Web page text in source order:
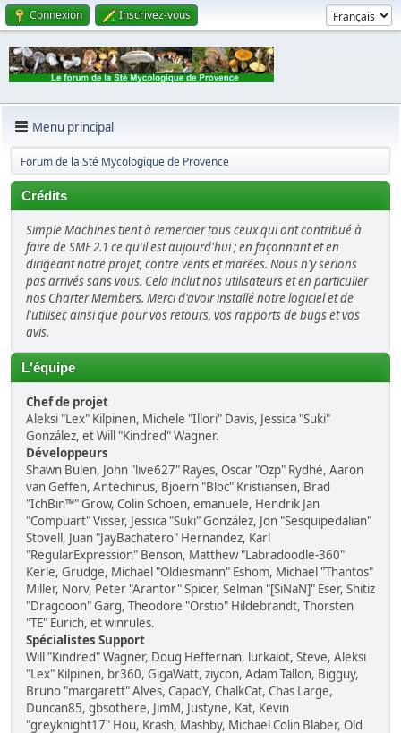
Connexion Inscrivez-vous
Menu principal
Forum de la Sté Mycologique de Provence
Crédits
Simple Machines tient à remercier tous ceux qui ont contribué à
faire de SMF 2.1 ce qu'il est aujourd'hui ; en façonnant et en
dirigeant notre projet, contre vents et marées. Nous n'y serions
pas arrivés sans vous. Cela inclut nos utilisateurs et en particulier
nos Charter Members. Merci d'avoir installé notre logiciel et de
l'utiliser, ainsi que pour vos retours, vos rapports de bugs et vos
avis.
L'équipe
Chef de projet
Aleksi "Lex" Kilpinen, Michele "Illori" Davis, Jessica "Suki"
González, et Will "Kindred" Wagner.
Développeurs
Shawn Bulen, John "live627" Rayes, Oscar "Ozp" Rydhé, Aaron
van Geffen, Antechinus, Bjoern "Bloc" Kristiansen, Brad
"IchBin™" Grow, Colin Schoen, emanuele, Hendrik Jan
"Compuart" Visser, Jessica "Suki" González, Jon "Sesquipedalian"
Stovell, Juan "JayBachatero" Hernandez, Karl
"RegularExpression" Benson, Matthew "Labradoodle-360"
Kerle, Grudge, Michael "Oldiesmann" Eshom, Michael "Thantos"
Miller, Norv, Peter "Arantor" Spicer, Selman "[SiNaN]" Eser, Shitiz
"Dragooon" Garg, Theodore "Orstio" Hildebrandt, Thorsten
"TE" Eurich, et winrules.
Spécialistes Support
Will "Kindred" Wagner, Doug Heffernan, lurkalot, Steve, Aleksi
"Lex" Kilpinen, br360, GigaWatt, ziycon, Adam Tallon, Bigguy,
Bruno "margarett" Alves, CapadY, ChalkCat, Chas Large,
Duncan85, gbsothere, JimM, Justyne, Kat, Kevin
"greyknight17" Hou, Krash, Mashby, Michael Colin Blaber, Old